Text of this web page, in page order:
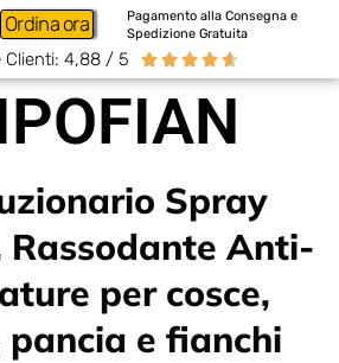
Ordina ora
Pagamento alla Consegna e
Spedizione Gratuita
Clienti: 4,88 / 5     
Spray
Rassodante Anti-
per cosce,
pancia e fianchi